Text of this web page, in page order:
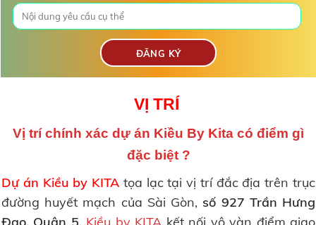
VỊ TRÍ
Vị trí chính xác dự án Kiều By Kita có điểm gì
đặc biệt ?
Dự án Kiều by KITA tọa lạc tại vị trí đắc địa trên trục
đường huyết mạch của Sài Gòn, số 927 Trần Hưng